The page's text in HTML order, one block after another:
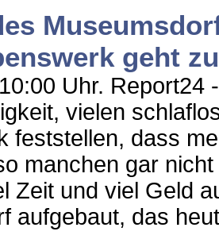
geht
Uhr. Report24
vielen
feststellen, dass
manchen gar
Zeit und viel Geld
aufgebaut, das